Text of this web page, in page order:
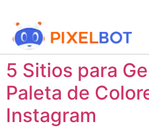
5 Sitios para
Paleta de
Instagram